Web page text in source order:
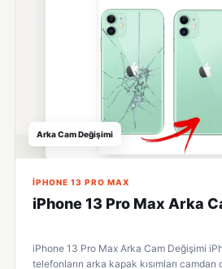
Arka Cam Değişimi
IPHONE 13 PRO MAX
iPhone 13 Pro Max Arka
iPhone 13 Pro Max Arka Cam Değişimi
telefonların arka kapak kısımları camdan